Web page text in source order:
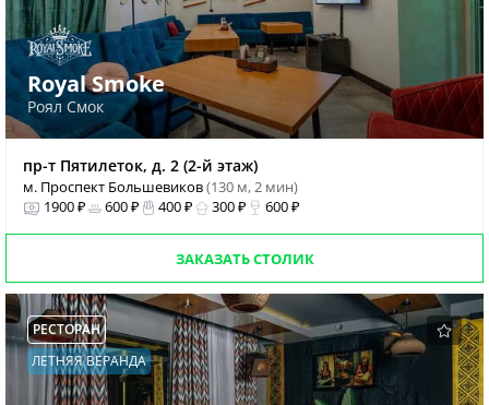
Royal Smoke
Роял Смок
пр-т Пятилеток, д. 2 (2-й этаж)
м. Проспект Большевиков(130 м, 2 мин)
1900 ₽
600 ₽ 400 ₽ 300 ₽ 600 ₽
ЗАКАЗАТЬ СТОЛИК
РЕСТОРАН
ЛЕТНЯЯ ВЕРАНДА